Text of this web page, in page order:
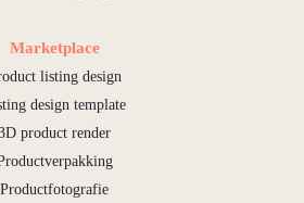
Marketplace
listing design
design template
product render
Productfotografie